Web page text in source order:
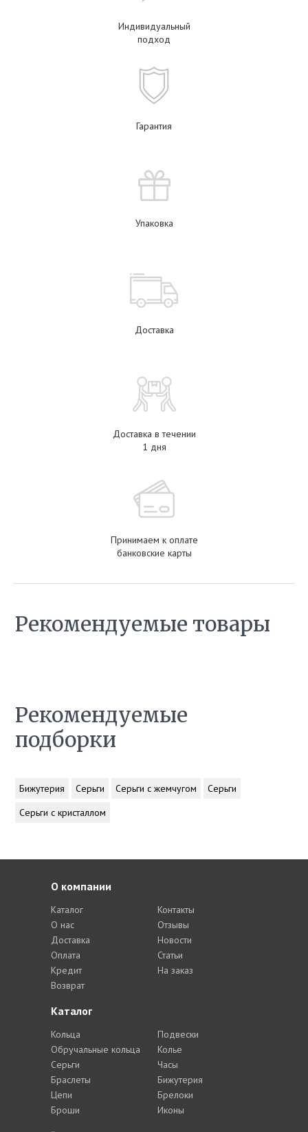
Индивидуальный
подход
Гарантия
Упаковка
Доставка
Доставка в течении
1 дня
Принимаем к оплате
банковские карты
Рекомендуемые товары
Рекомендуемые
подборки
Бижутерия Серьги Серьги с жемчугом
Серьги
Серьги с кристаллом
Каталог
Кольца
Обручальные кольца
Серьги
Браслеты
Цепи
Броши
Подвески
Колье
Часы
Бижутерия
Брелоки
Иконы
О компании
Каталог
О нас
Доставка
Оплата
Кредит
Возврат
Контакты
Отзывы
Новости
Статьи
На заказ